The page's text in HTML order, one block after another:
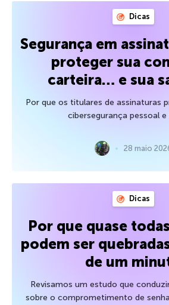
Dicas
Segurança em
proteger sua
carteira… e sua
Por que os titulares de assinaturas
cibersegurança pessoal e
28 maio
Dicas
Por que quase
podem ser
de um
Revisamos um estudo que
sobre o comprometimento de